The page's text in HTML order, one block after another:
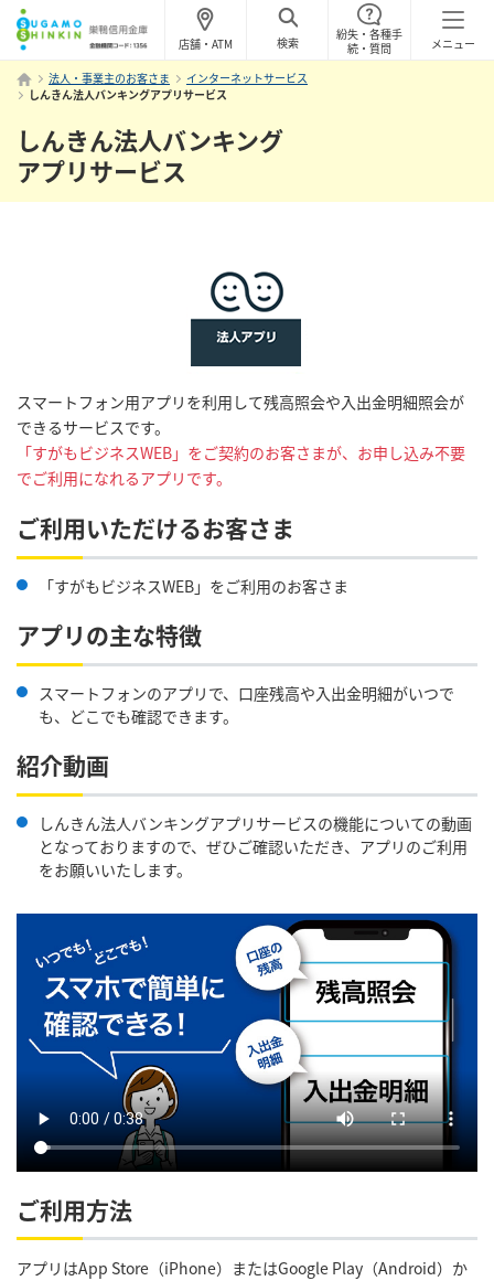
メニュー
店舗・ATM 検索
紛失・各種手
続・質問
法人・事業主のお客さま
インターネットサービス
しんきん法人バンキングアプリサービス
しんきん法人バンキング
アプリサービス
スマートフォン用アプリを利用して残高照会や入出金明細照会が
できるサービスです。
「すがもビジネスWEB」をご契約のお客さまが、お申し込み不要
でご利用になれるアプリです。
ご利用いただけるお客さま
「すがもビジネスWEB」をご利用のお客さま
アプリの主な特徴
スマートフォンのアプリで、口座残高や入出金明細がいつで
も、どこでも確認できます。
紹介動画
しんきん法人バンキングアプリサービスの機能についての動画
となっておりますので、ぜひご確認いただき、アプリのご利用
をお願いいたします。
ご利用方法
アプリはApp Store（iPhone）またはGoogle Play（Android）か